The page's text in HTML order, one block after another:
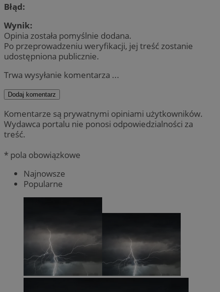
Błąd:
Wynik:
Opinia została pomyślnie dodana.
Po przeprowadzeniu weryfikacji, jej treść zostanie
udostępniona publicznie.
Trwa wysyłanie komentarza ...
Dodaj komentarz
Komentarze są prywatnymi opiniami użytkowników.
Wydawca portalu nie ponosi odpowiedzialności za
treść.
* pola obowiązkowe
Najnowsze
Popularne